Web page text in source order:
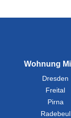
Wohnung
Dresden
Freital
Pirna
Radebeul